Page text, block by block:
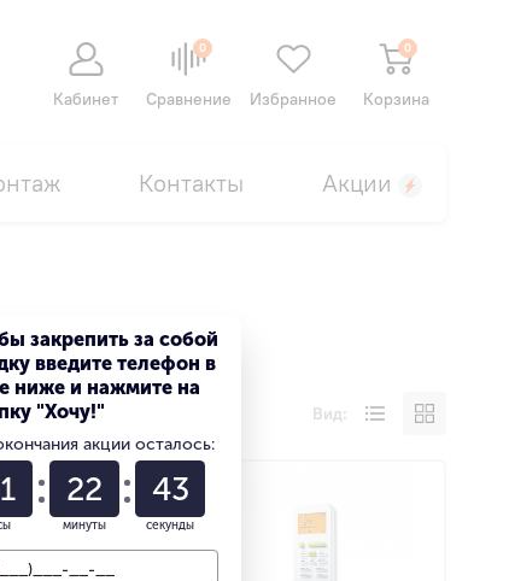
Кабинет
0
Сравнение Избранное
0
Корзина
Контакты Акции
Вид:
закрепить за собой
введите телефон в
ниже и нажмите на
"Хочу!"
акции осталось:
22
минуты
43
секунды